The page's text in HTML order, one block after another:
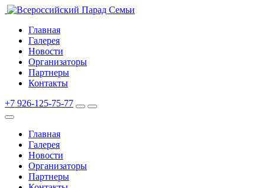
Главная
Галерея
Новости
Организаторы
Партнеры
Контакты
+7 926-125-75-77
Главная
Галерея
Новости
Организаторы
Партнеры